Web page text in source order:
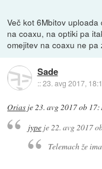
Več kot 6Mbitov
na coaxu, na optiki pa
omejitev na coaxu ne pa
Sade
::23. avg 2017,
Orias je23. avg 2017 ob
jypeje 22. avg 2017
Telemach že